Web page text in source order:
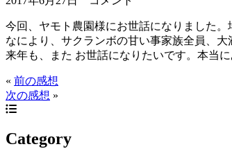
今回、ヤモト農園様にお世話になりました
なにより、サクランボの甘い事家族全員、大
来年も、また お世話になりたいです。本当に
« 前の感想
次の感想 »
Category